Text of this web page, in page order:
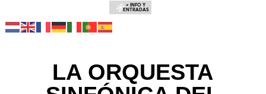
+ INFO Y
ENTRADAS
LA ORQUESTA